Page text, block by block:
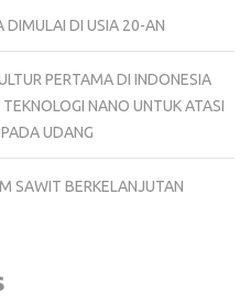
DIMULAI DI USIA 20-AN
PERTAMA DI INDONESIA
NANO UNTUK ATASI
UDANG
SAWIT BERKELANJUTAN